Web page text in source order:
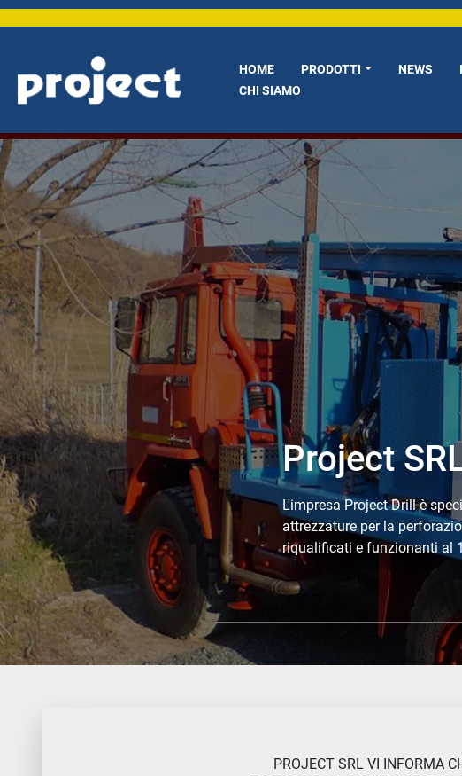
HOME PRODOTTI NEWS
CHI SIAMO
Project
L'impresa Project Drill è
attrezzature per la
riqualificati e funzionanti al
PROJECT SRL VI INFORMA